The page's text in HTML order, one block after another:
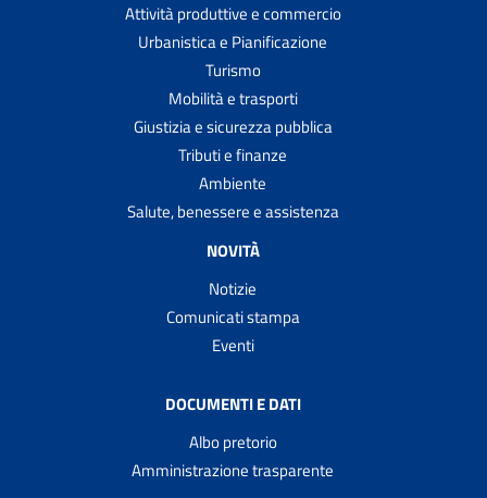
Attività produttive e commercio
Urbanistica e Pianificazione
Turismo
Mobilità e trasporti
Giustizia e sicurezza pubblica
Tributi e finanze
Ambiente
Salute, benessere e assistenza
NOVITÀ
Notizie
Comunicati stampa
Eventi
DOCUMENTI E DATI
Albo pretorio
Amministrazione trasparente